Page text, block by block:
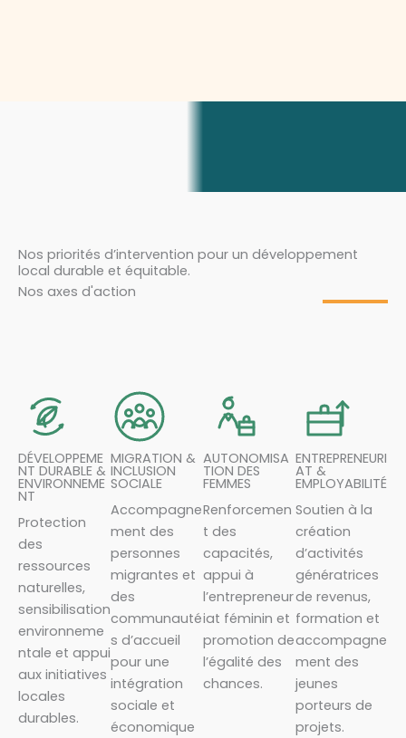
Nos priorités d’intervention pour un développement
local durable et équitable.
Nos axes d'action
DÉVELOPPEME
NT DURABLE &
ENVIRONNEME
NT
Protection
des
ressources
naturelles,
sensibilisation
environneme
ntale et appui
aux initiatives
locales
durables.
MIGRATION &
INCLUSION
SOCIALE
Accompagne
ment des
personnes
migrantes et
des
communauté
s d’accueil
pour une
intégration
sociale et
économique
AUTONOMISA
TION DES
FEMMES
Renforcemen
t des
capacités,
appui à
l’entrepreneur
iat féminin et
promotion de
l’égalité des
chances.
ENTREPRENEURI
AT &
EMPLOYABILITÉ
Soutien à la
création
d’activités
génératrices
de revenus,
formation et
accompagne
ment des
jeunes
porteurs de
projets.